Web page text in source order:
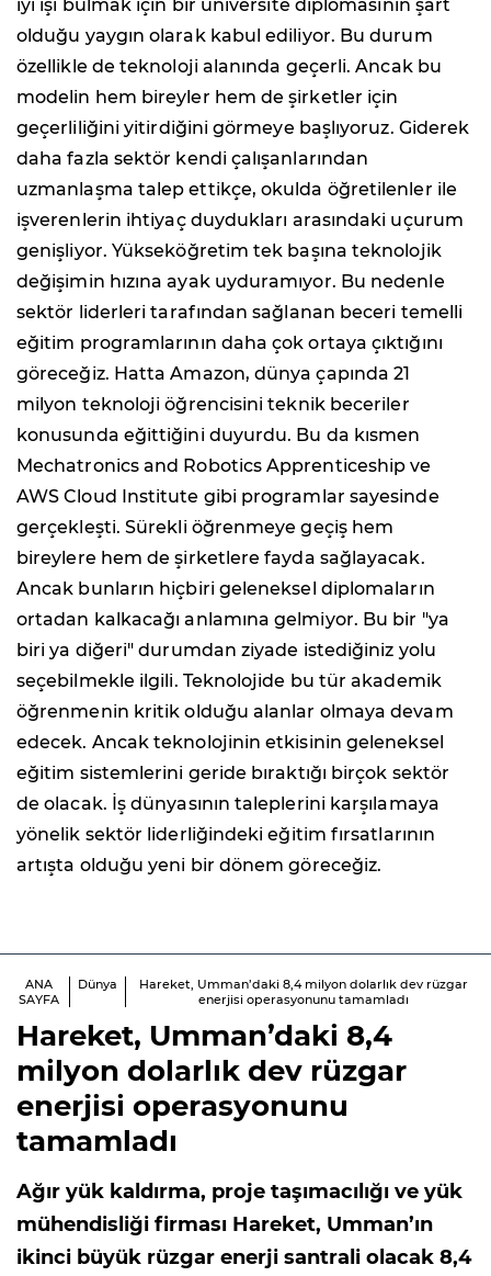
iyi işi bulmak için bir üniversite diplomasının şart
olduğu yaygın olarak kabul ediliyor. Bu durum
özellikle de teknoloji alanında geçerli. Ancak bu
modelin hem bireyler hem de şirketler için
geçerliliğini yitirdiğini görmeye başlıyoruz. Giderek
daha fazla sektör kendi çalışanlarından
uzmanlaşma talep ettikçe, okulda öğretilenler ile
işverenlerin ihtiyaç duydukları arasındaki uçurum
genişliyor. Yükseköğretim tek başına teknolojik
değişimin hızına ayak uyduramıyor. Bu nedenle
sektör liderleri tarafından sağlanan beceri temelli
eğitim programlarının daha çok ortaya çıktığını
göreceğiz. Hatta Amazon, dünya çapında 21
milyon teknoloji öğrencisini teknik beceriler
konusunda eğittiğini duyurdu. Bu da kısmen
Mechatronics and Robotics Apprenticeship ve
AWS Cloud Institute gibi programlar sayesinde
gerçekleşti. Sürekli öğrenmeye geçiş hem
bireylere hem de şirketlere fayda sağlayacak.
Ancak bunların hiçbiri geleneksel diplomaların
ortadan kalkacağı anlamına gelmiyor. Bu bir "ya
biri ya diğeri" durumdan ziyade istediğiniz yolu
seçebilmekle ilgili. Teknolojide bu tür akademik
öğrenmenin kritik olduğu alanlar olmaya devam
edecek. Ancak teknolojinin etkisinin geleneksel
eğitim sistemlerini geride bıraktığı birçok sektör
de olacak. İş dünyasının taleplerini karşılamaya
yönelik sektör liderliğindeki eğitim fırsatlarının
artışta olduğu yeni bir dönem göreceğiz.
ANA
SAYFA
Dünya
Hareket, Umman’daki 8,4 milyon dolarlık dev rüzgar
enerjisi operasyonunu tamamladı
Hareket, Umman’daki 8,4
milyon dolarlık dev rüzgar
enerjisi operasyonunu
tamamladı
Ağır yük kaldırma, proje taşımacılığı ve yük
mühendisliği firması Hareket, Umman’ın
ikinci büyük rüzgar enerji santrali olacak 8,4